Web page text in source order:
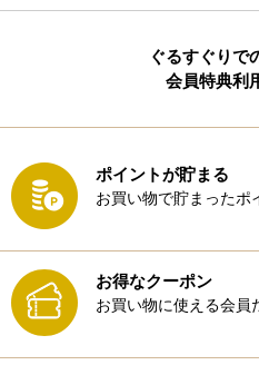
ぐるすぐりで
会員特典利
ポイントが貯まる
お買い物で貯まったポ
お得なクーポン
お買い物に使える会員